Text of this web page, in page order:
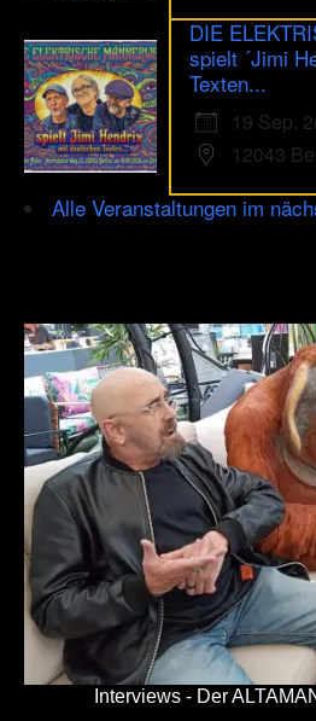
DIE
spielt ´Jimi
Texten...
19 Sep.
12043
Alle Veranstaltungen im
Interviews - Der